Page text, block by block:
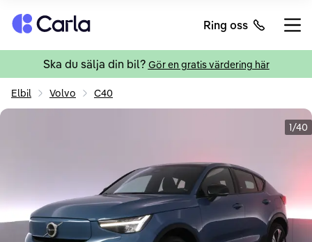
Tillbaka till startsidan Ring oss
Ska du sälja din bil? Gör en gratis värdering här
Elbil Volvo C40
1/40